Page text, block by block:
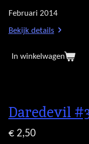
Februari 2014
Bekijk details
In winkelwagen
Daredevil
€ 2,50